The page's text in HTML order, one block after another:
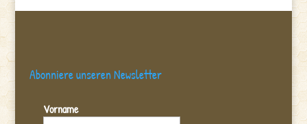
Abonniere unseren Newsletter
Vorname